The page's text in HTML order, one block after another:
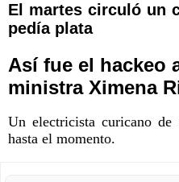
El martes circuló un
pedía plata
Así fue el hackeo
ministra Ximena
Un electricista curicano
hasta el momento.